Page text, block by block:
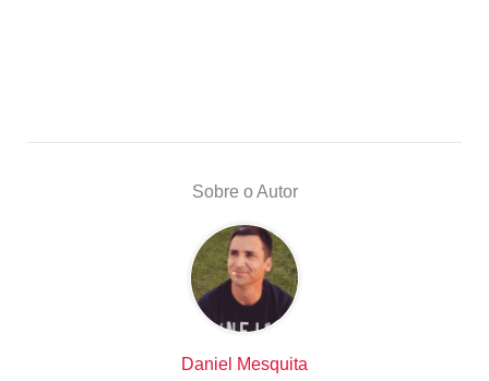
Sobre o Autor
Daniel Mesquita